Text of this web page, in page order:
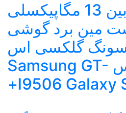
ماژول دوربین 13 مگاپیکسلی
مین برد گوشی
گلکسی اس
فور لایت پلاس Samsung GT-
I9506 Galaxy